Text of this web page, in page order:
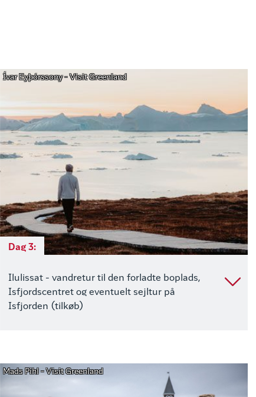
Ívar Eyþórssony - Visit Greenland
Dag 3:
Ilulissat - vandretur til den forladte boplads,
Isfjordscentret og eventuelt sejltur på
Isfjorden (tilkøb)
Mads Pihl - Visit Greenland